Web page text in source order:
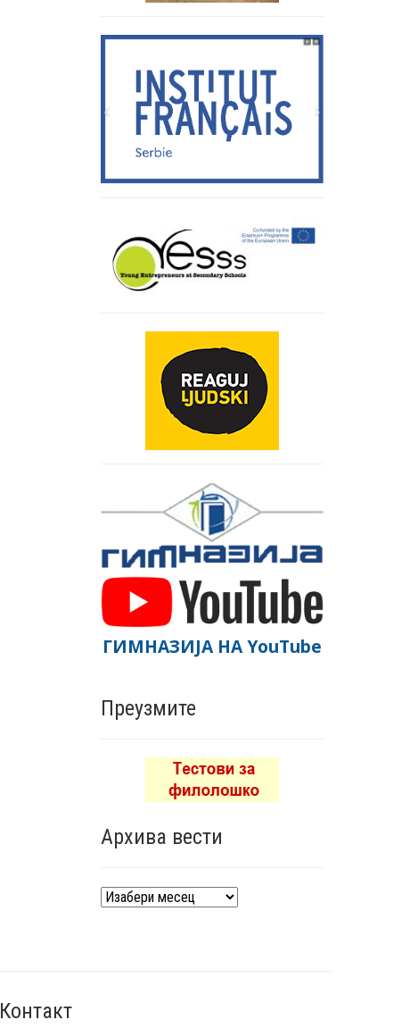
ГИМНАЗИЈА НА YouTube
Преузмите
Архива вести
Архива
Контакт